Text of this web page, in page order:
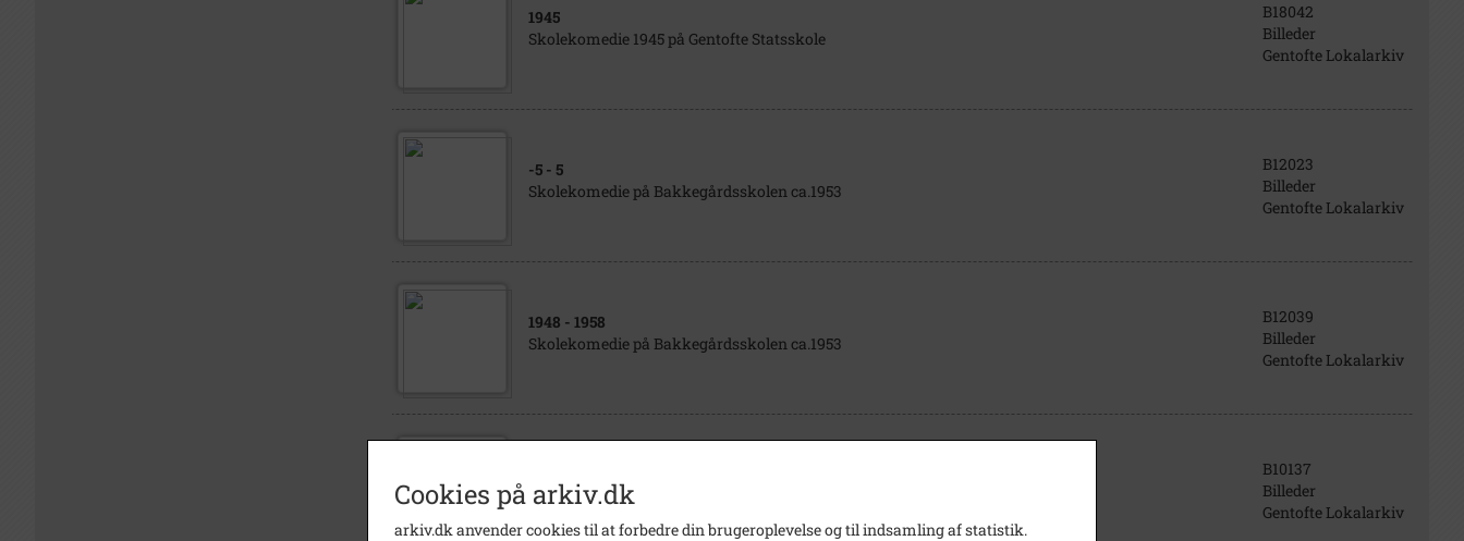
1945
Skolekomedie 1945 på Gentofte Statsskole
B18042
Billeder
Gentofte Lokalarkiv
-5 - 5
Skolekomedie på Bakkegårdsskolen ca.1953
B12023
Billeder
Gentofte Lokalarkiv
1948 - 1958
Skolekomedie på Bakkegårdsskolen ca.1953
B12039
Billeder
Gentofte Lokalarkiv
Elever ved Ordrup Skole opfører skolekomedie
B10137
Billeder
Gentofte Lokalarkiv
Cookies på arkiv.dk
arkiv.dk anvender cookies til at forbedre din brugeroplevelse og til indsamling af statistik.